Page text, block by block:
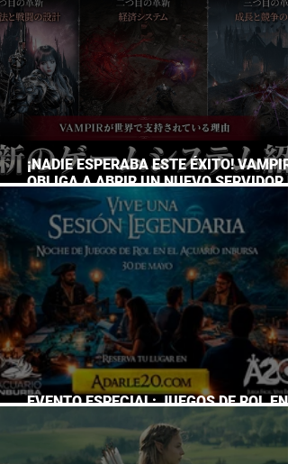
¡NADIE ESPERABA ESTE ÉXITO! VAMPIR
OBLIGA A ABRIR UN NUEVO SERVIDOR
JAPÓN A SOLO DOS DÍAS DE SU
LANZAMIENTO
EVENTO ESPECIAL: JUEGOS DE ROL EN